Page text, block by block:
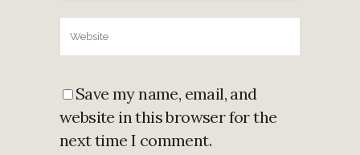
Save my name, email, and
website in this browser for the
next time I comment.